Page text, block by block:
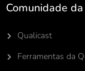
Comunidade
Qualicast
Ferramentas da